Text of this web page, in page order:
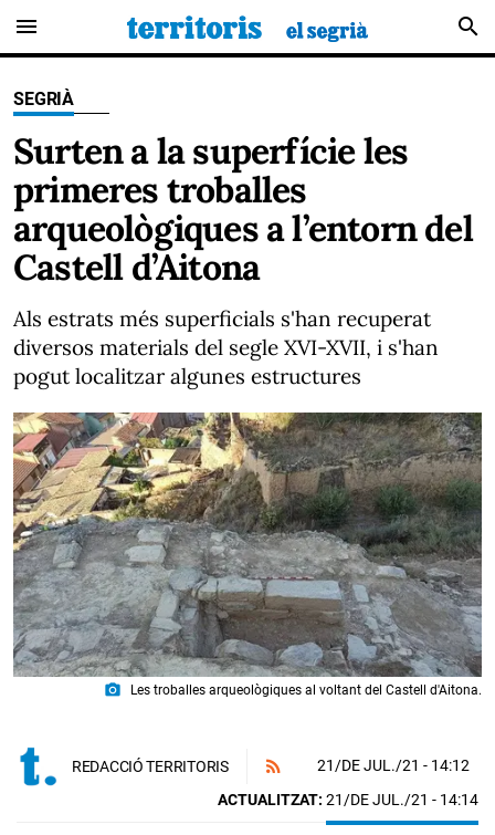
menu search
SEGRIÀ
Surten a la superfície les
primeres troballes
arqueològiques a l’entorn del
Castell d’Aitona
Als estrats més superficials s'han recuperat
diversos materials del segle XVI-XVII, i s'han
pogut localitzar algunes estructures
photo_camera Les troballes arqueològiques al voltant del Castell d'Aitona.
REDACCIÓ TERRITORIS 21/DE JUL./21 - 14:12
ACTUALITZAT: 21/DE JUL./21 - 14:14